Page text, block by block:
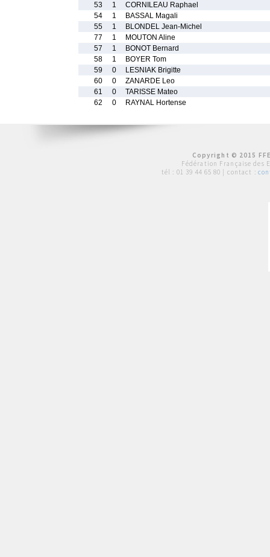
53
1
CORNILEAU Raphael
54
1
BASSAL Magali
55
1
BLONDEL Jean-Michel
77
1
MOUTON Aline
57
1
BONOT Bernard
58
1
BOYER Tom
59
0
LESNIAK Brigitte
60
0
ZANARDE Leo
61
0
TARISSE Mateo
62
0 RAYNAL Hortense
Copyright © 2015
Fédération Française des
tél : 01 39 44 65 80 | contact :